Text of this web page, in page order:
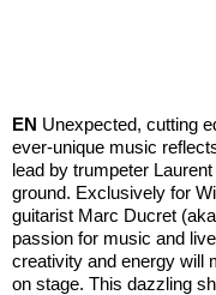
EN Unexpected, cutting
ever-unique music
lead by trumpeter
ground. Exclusively for
guitarist Marc Ducret
passion for music and
creativity and energy will
on stage. This dazzling